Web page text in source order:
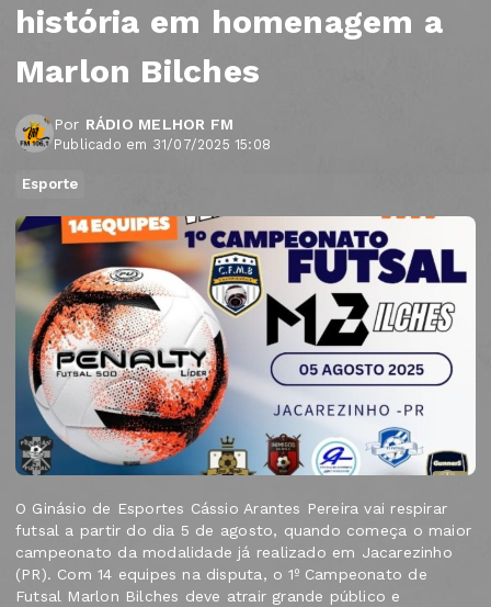
história em homenagem a
Marlon Bilches
Por RÁDIO MELHOR FM
Publicado em 31/07/2025 15:08
Esporte
O Ginásio de Esportes Cássio Arantes Pereira vai respirar
futsal a partir do dia 5 de agosto, quando começa o maior
campeonato da modalidade já realizado em Jacarezinho
(PR). Com 14 equipes na disputa, o 1º Campeonato de
Futsal Marlon Bilches deve atrair grande público e